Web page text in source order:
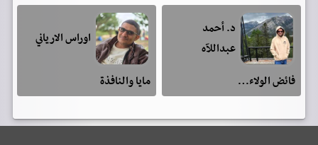
د. أحمد
عبداللآه
فائض الولاء…
اوراس الارياني
مايا والنافذة